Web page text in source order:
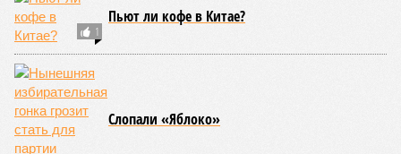
1
Пьют ли кофе в Китае?
Слопали «Яблоко»